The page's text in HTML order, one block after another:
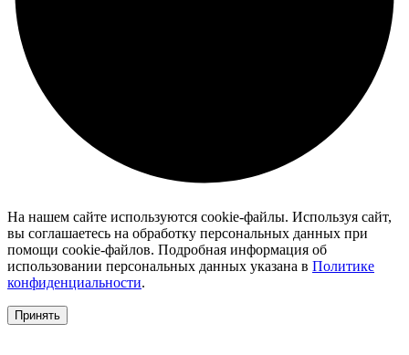
На нашем сайте используются cookie-файлы. Используя сайт,
вы соглашаетесь на обработку персональных данных при
помощи cookie-файлов. Подробная информация об
использовании персональных данных указана в Политике
конфиденциальности.
Принять